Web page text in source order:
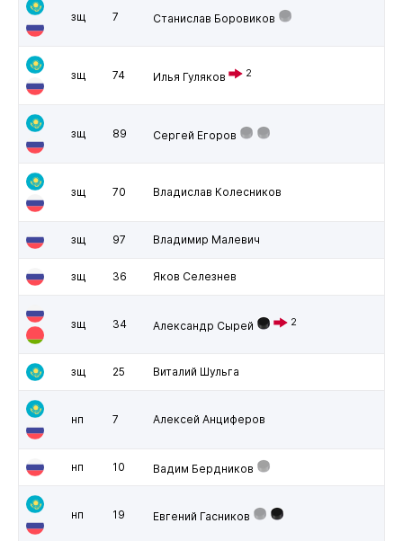
зщ 7 Станислав Боровиков
зщ 74 Илья Гуляков 2
зщ 89 Сергей Егоров
зщ 70 Владислав Колесников
зщ 97 Владимир Малевич
зщ 36 Яков Селезнев
зщ 34 Александр Сырей 2
зщ 25 Виталий Шульга
нп 7 Алексей Анциферов
нп 10 Вадим Бердников
нп 19 Евгений Гасников